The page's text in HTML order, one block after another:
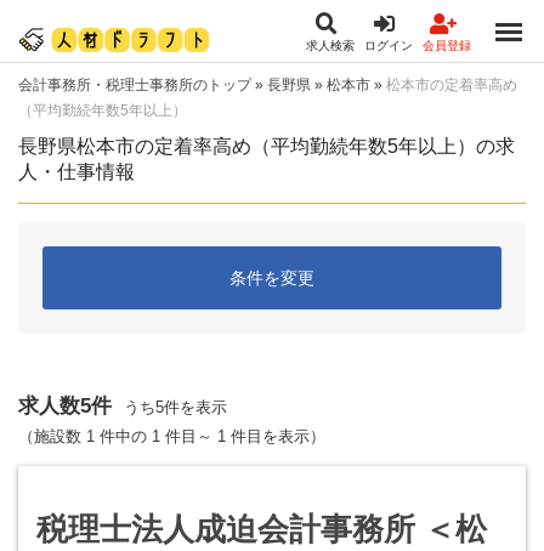
求人検索 ログイン 会員登録
会計事務所・税理士事務所のトップ» 長野県 » 松本市 » 松本市の定着率高め
（平均勤続年数5年以上）
長野県松本市の定着率高め（平均勤続年数5年以上）の求
人・仕事情報
条件を変更
求人数5件
うち5件を表示
（施設数 1 件中の 1 件目～ 1 件目を表示）
税理士法人成迫会計事務所 ＜松